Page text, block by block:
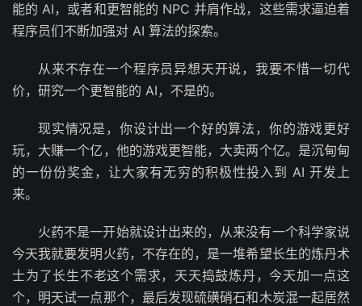
能的 AI，或者和更智能的 NPC 并肩作战，这些需求逼迫着
程序员们不断加强对 AI 算法的探索。
从来不存在一个程序员异想天开说，我要不惜一切代
价，研究一个更智能的 AI，不是的。
现实情况是，你设计出一个好的算法，你的游戏更好
玩，大赚一个亿，他的游戏更智能，大卖两个亿。是沉甸甸
的一份份奖金，让大家有无穷的积极性投入到 AI 开发上
来。
火药不是一开始就设计出来的，从来没有一个科学家说
今天我就要发明火药，不存在的，是一堆希望长生的炼丹术
士为了长生不老这个需求，天天捣鼓炼丹，今天加一点这
个，明天试一点那个，最后发现硫磺硝石和木炭混一起居然